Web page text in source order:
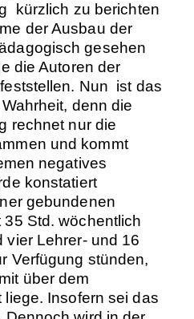
kürzlich zu berichten
der Ausbau der
gesehen
die Autoren der
Nun ist das
denn die
rechnet nur die
und kommt
negatives
konstatiert
gebundenen
Std. wöchentlich
vier Lehrer- und 16
Verfügung stünden,
über dem
Insofern sei das